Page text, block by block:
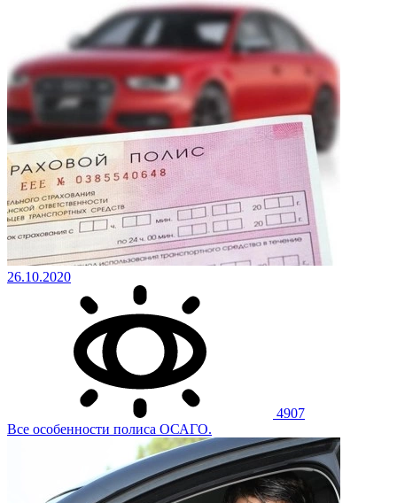
26.10.2020
4907
Все особенности полиса ОСАГО.